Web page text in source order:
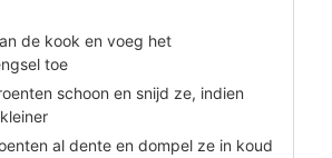
de kook en voeg het
toe
schoon en snijd ze, indien
al dente en dompel ze in koud